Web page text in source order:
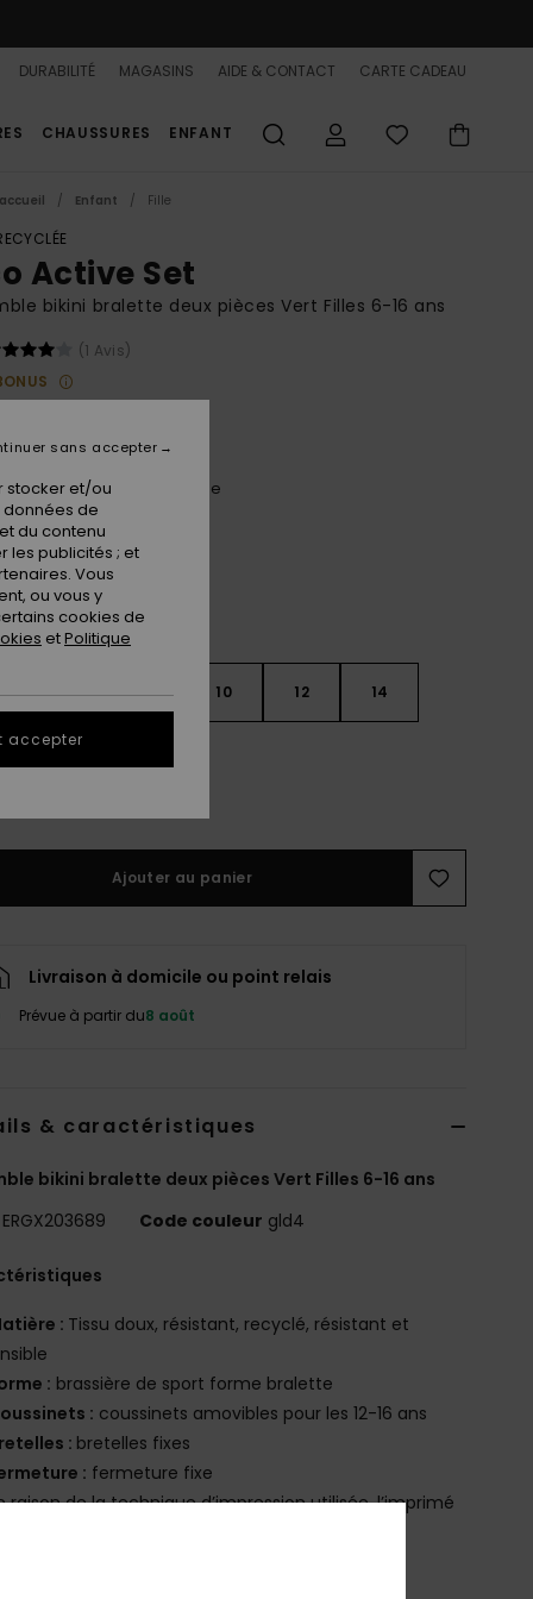
DURABILITÉ MAGASINS AIDE & CONTACT CARTE CADEAU
CHAUSSURES ENFANT
Enfant Fille
Active Set
bikini bralette deux pièces Vert Filles 6-16 ans
(1 Avis)
Oil Green Vert Moda Stripe
7 8 10 12 14
Ajouter au panier
Livraison à domicile ou point relais
Prévue à partir du8 août
& caractéristiques
bikini bralette deux pièces Vert Filles 6-16 ans
ERGX203689 Code couleur gld4
: Tissu doux, résistant, recyclé, résistant et
: brassière de sport forme bralette
: coussinets amovibles pour les 12-16 ans
: bretelles fixes
: fermeture fixe
raison de la technique d’impression utilisée, l’imprimé
stocker et/ou
de
du contenu
les publicités ; et
Vous
ou vous y
cookies de
etPolitique
sans accepter
accepter